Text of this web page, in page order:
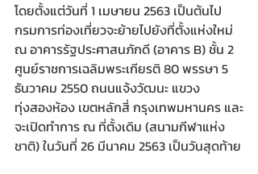
​โดยตั้งแต่วันที่ 1 เมษายน 2563 เป็นต้นไป
กรมการท่องเที่ยวจะย้ายไปยังที่ตั้งแห่งใหม่
ณ อาคารรัฐประศาสนภักดี (อาคาร B) ชั้น 2
ศูนย์ราชการเฉลิมพระเกียรติ 80 พรรษา 5
ธันวาคม 2550 ถนนแจ้งวัฒนะ แขวง
ทุ่งสองห้อง เขตหลักสี่ กรุงเทพมหานคร และ
จะเปิดทำการ ณ ที่ตั้งเดิม (สนามกีฬาแห่ง
ชาติ) ในวันที่ 26 มีนาคม 2563 เป็นวันสุดท้าย